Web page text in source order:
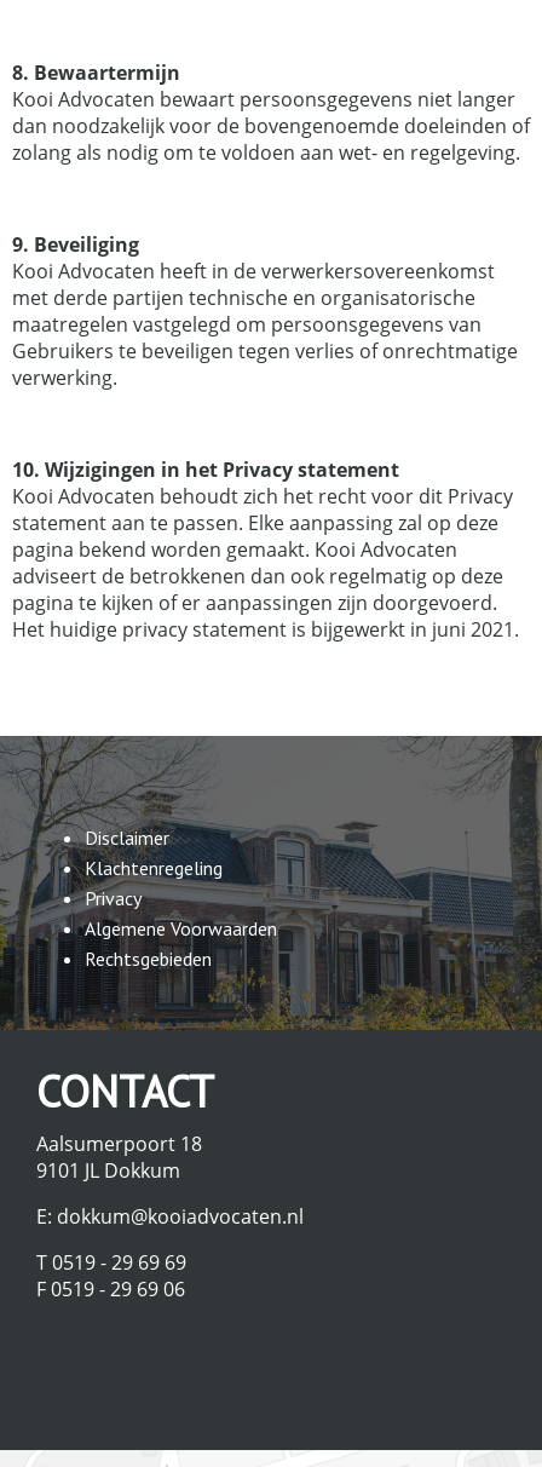
8. Bewaartermijn
Kooi Advocaten bewaart persoonsgegevens niet langer
dan noodzakelijk voor de bovengenoemde doeleinden of
zolang als nodig om te voldoen aan wet- en regelgeving.
9. Beveiliging
Kooi Advocaten heeft in de verwerkersovereenkomst
met derde partijen technische en organisatorische
maatregelen vastgelegd om persoonsgegevens van
Gebruikers te beveiligen tegen verlies of onrechtmatige
verwerking.
10. Wijzigingen in het Privacy statement
Kooi Advocaten behoudt zich het recht voor dit Privacy
statement aan te passen. Elke aanpassing zal op deze
pagina bekend worden gemaakt. Kooi Advocaten
adviseert de betrokkenen dan ook regelmatig op deze
pagina te kijken of er aanpassingen zijn doorgevoerd.
Het huidige privacy statement is bijgewerkt in juni 2021.
Disclaimer
Klachtenregeling
Privacy
Algemene Voorwaarden
Rechtsgebieden
CONTACT
Aalsumerpoort 18
9101 JL Dokkum
E: dokkum@kooiadvocaten.nl
T 0519 - 29 69 69
F 0519 - 29 69 06